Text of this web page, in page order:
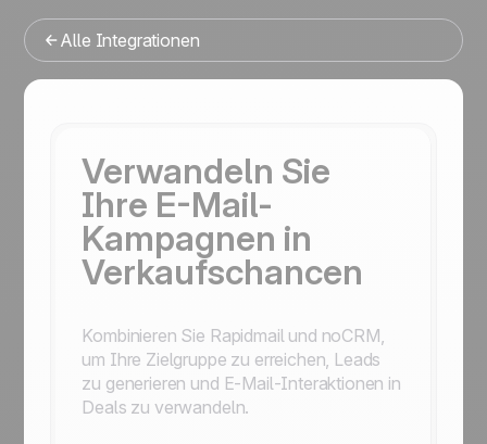
Alle Integrationen
Verwandeln Sie
Ihre E-Mail-
Kampagnen in
Verkaufschancen
Kombinieren Sie Rapidmail und noCRM,
um Ihre Zielgruppe zu erreichen, Leads
zu generieren und E-Mail-Interaktionen in
Deals zu verwandeln.